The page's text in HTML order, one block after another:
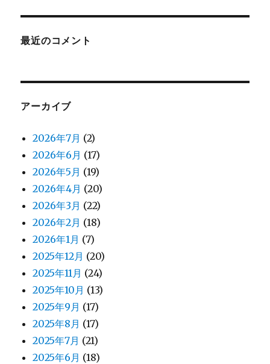
最近のコメント
アーカイブ
2026年7月 (2)
2026年6月 (17)
2026年5月 (19)
2026年4月 (20)
2026年3月 (22)
2026年2月 (18)
2026年1月 (7)
2025年12月 (20)
2025年11月 (24)
2025年10月 (13)
2025年9月 (17)
2025年8月 (17)
2025年7月 (21)
2025年6月 (18)